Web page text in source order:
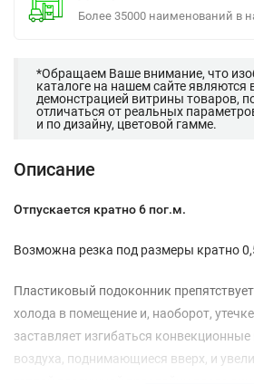
Более 35000 наименований в
*Обращаем Ваше внимание, что
каталоге на нашем сайте являются
демонстрацией витрины товаров,
отличаться от реальных
и по дизайну, цветовой гамме.
Описание
Отпускается кратно 6 пог.м.
Возможна резка под размеры кратно
Пластиковый подоконник
холода в помещение и, наоборот,
заставляет изгибаться конвекционные
воздуха, поднимающиеся вверх, и